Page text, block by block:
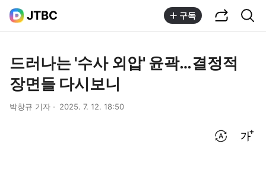
JTBC 구독
드러나는 '수사 외압' 윤곽…결정적
장면들 다시보니
박창규 기자 2025. 7. 12. 18:50